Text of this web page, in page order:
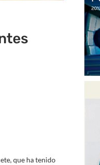
que ha tenido